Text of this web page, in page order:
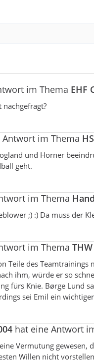
im Thema EHF
nachgefragt?
Antwort im Thema
und Horner
geht.
im Thema
;) :) Da muss der
im Thema
Teile des
ihm, würde er so
fürs Knie. Børge Lund
sei Emil ein
hat eine Antwort
Vermutung gewesen,
Willen nicht